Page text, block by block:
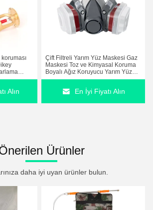
Alın
Çift Filtreli Yarım Yüz Maskesi Gaz
Maskesi Toz ve Kimyasal Koruma
Boyalı Ağız Koruyucu Yarım Yüz
Gaz Maskesi
En İyi Fiyatı Alın
Ürünler
daha iyi uyan ürünler bulun.